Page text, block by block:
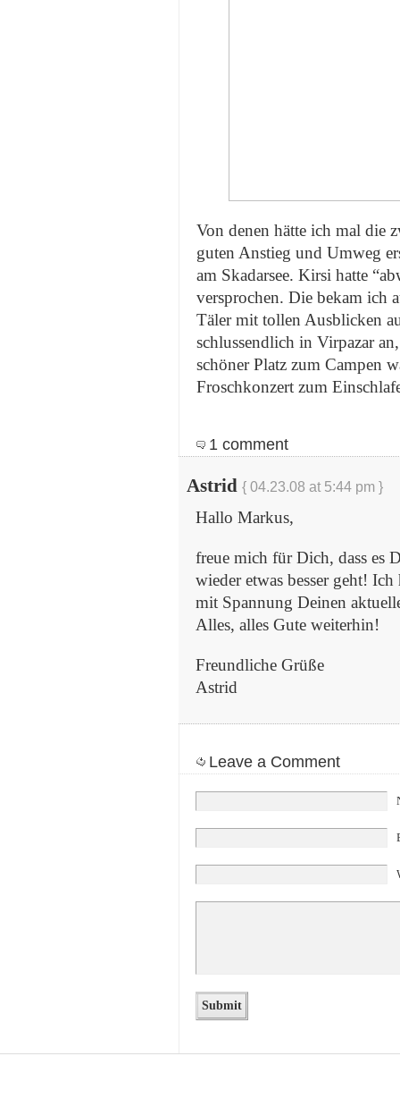
Von denen hätte ich mal die
guten Anstieg und Umweg
am Skadarsee. Kirsi hatte
versprochen. Die bekam ich
Täler mit tollen Ausblicken
schlussendlich in Virpazar
schöner Platz zum Campen
Froschkonzert zum
1 comment
Astrid { 04.23.08 at 5:44 pm }
Hallo Markus,
freue mich für Dich, dass es
wieder etwas besser geht! Ich
mit Spannung Deinen
Alles, alles Gute weiterhin!
Freundliche Grüße
Astrid
Leave a Comment